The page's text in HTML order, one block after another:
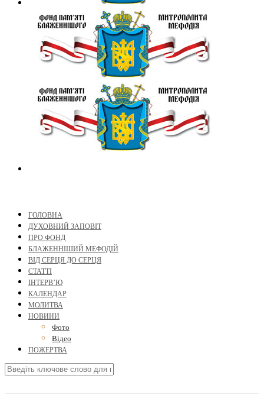
ГОЛОВНА
ДУХОВНИЙ ЗАПОВІТ
ПРО ФОНД
БЛАЖЕННІШИЙ МЕФОДІЙ
ВІД СЕРЦЯ ДО СЕРЦЯ
СТАТТІ
ІНТЕРВ’Ю
КАЛЕНДАР
МОЛИТВА
НОВИНИ
Фото
Відео
ПОЖЕРТВА